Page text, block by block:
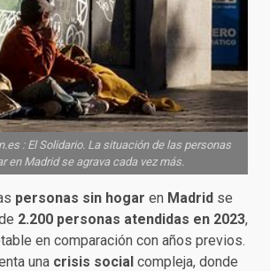
: El Solidario. La situación de las personas
en Madrid se agrava cada vez más.
personas sin hogar en Madrid se
2.200 personas atendidas en 2023,
en comparación con años previos.
una crisis social compleja, donde